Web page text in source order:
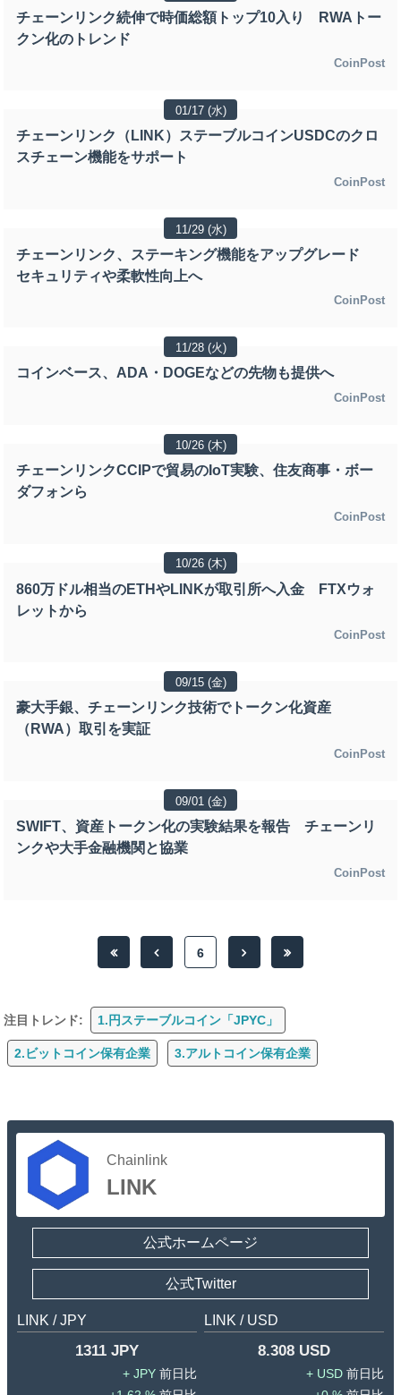
チェーンリンク続伸で時価総額トップ10入り RWAトー
クン化のトレンド
CoinPost
01/17 (水)
チェーンリンク（LINK）ステーブルコインUSDCのクロ
スチェーン機能をサポート
CoinPost
11/29 (水)
チェーンリンク、ステーキング機能をアップグレード
セキュリティや柔軟性向上へ
CoinPost
11/28 (火)
コインベース、ADA・DOGEなどの先物も提供へ
CoinPost
10/26 (木)
チェーンリンクCCIPで貿易のIoT実験、住友商事・ボー
ダフォンら
CoinPost
10/26 (木)
860万ドル相当のETHやLINKが取引所へ入金 FTXウォ
レットから
CoinPost
09/15 (金)
豪大手銀、チェーンリンク技術でトークン化資産
（RWA）取引を実証
CoinPost
09/01 (金)
SWIFT、資産トークン化の実験結果を報告 チェーンリ
ンクや大手金融機関と協業
CoinPost
6
注目トレンド: 1.円ステーブルコイン「JPYC」
2.ビットコイン保有企業 3.アルトコイン保有企業
Chainlink
LINK
公式ホームページ
公式Twitter
LINK / JPY
1311 JPY
JPY
LINK / USD
8.308 USD
USD